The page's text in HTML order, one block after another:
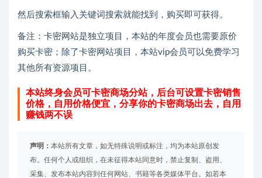
然后搜索框输入关键词搜索就能找到，购买即可获得。
备注：卡密网站是独立项目，本站的年度会员也需要原价
购买卡密；除了卡密网站项目，本站vip会员可以免费学习
其他所有资源项目。
本站终身会员可卡密商场分站，后台可设置卡密销售
价格，自用价格便宜，分享你的卡密商场出去，自用
赚钱两不误
声明： 本站所有文章，如无特殊说明或标注，均为本站原创发
布。任何个人或组织，在未征得本站同意时，禁止复制、盗用、
采集、发布本站内容到任何网站、书籍等各类媒体平台。如若本